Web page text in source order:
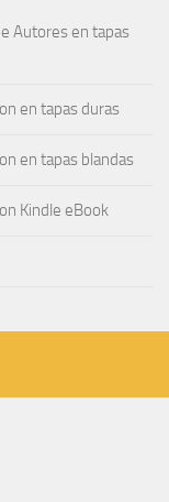
Autores en tapas
en tapas duras
en tapas blandas
Kindle eBook